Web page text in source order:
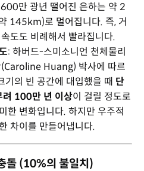
만 광년 떨어진 은하는 약 2
145km)로 멀어집니다. 즉, 거
도도 비례해서 빨라집니다.
: 하버드-스미소니언 천체물리
(Caroline Huang) 박사에 따르
기의 빈 공간에 대입했을 때 단
려 100만 년 이상이 걸릴 정도로
한 변화입니다. 하지만 우주적
차이를 만들어냅니다.
돌 (10%의 불일치)